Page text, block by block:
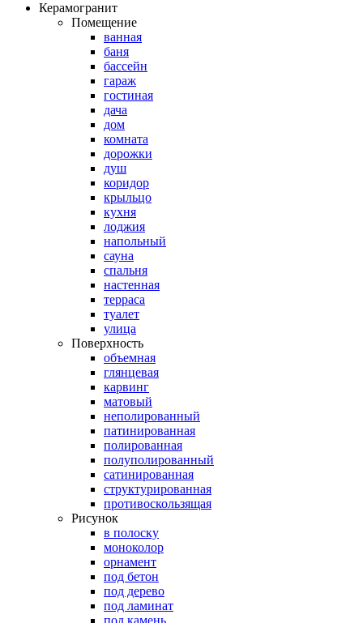
Керамогранит
Помещение
ванная
баня
бассейн
гараж
гостиная
дача
дом
комната
дорожки
душ
коридор
крыльцо
кухня
лоджия
напольный
сауна
спальня
настенная
терраса
туалет
улица
Поверхность
объемная
глянцевая
карвинг
матовый
неполированный
патинированная
полированная
полуполированный
сатинированная
структурированная
противоскользящая
Рисунок
в полоску
моноколор
орнамент
под бетон
под дерево
под ламинат
под камень